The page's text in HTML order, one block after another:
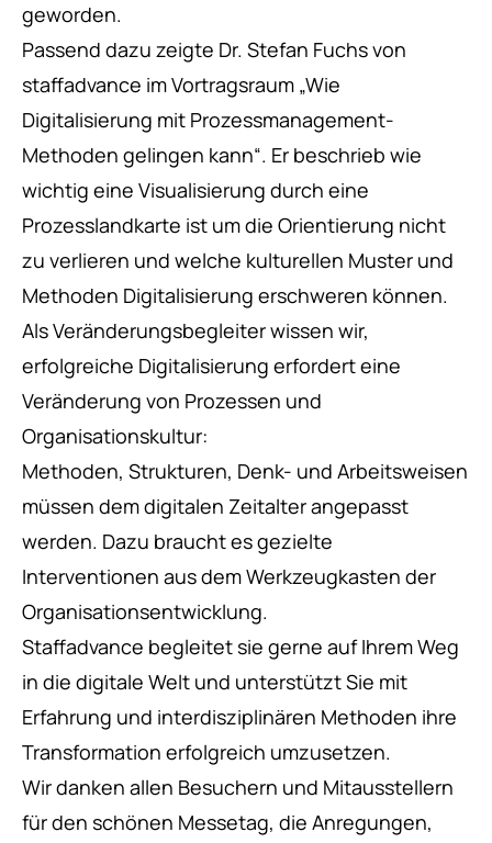
geworden.
Passend dazu zeigte Dr. Stefan Fuchs von
staffadvance im Vortragsraum „Wie
Digitalisierung mit Prozessmanagement-
Methoden gelingen kann“. Er beschrieb wie
wichtig eine Visualisierung durch eine
Prozesslandkarte ist um die Orientierung nicht
zu verlieren und welche kulturellen Muster und
Methoden Digitalisierung erschweren können.
Als Veränderungsbegleiter wissen wir,
erfolgreiche Digitalisierung erfordert eine
Veränderung von Prozessen und
Organisationskultur:
Methoden, Strukturen, Denk- und Arbeitsweisen
müssen dem digitalen Zeitalter angepasst
werden. Dazu braucht es gezielte
Interventionen aus dem Werkzeugkasten der
Organisationsentwicklung.
Staffadvance begleitet sie gerne auf Ihrem Weg
in die digitale Welt und unterstützt Sie mit
Erfahrung und interdisziplinären Methoden ihre
Transformation erfolgreich umzusetzen.
Wir danken allen Besuchern und Mitausstellern
für den schönen Messetag, die Anregungen,